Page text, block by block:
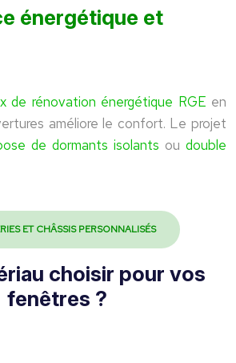
énergétique et
de rénovation énergétique RGE en
améliore le confort. Le projet
de dormants isolants ou double
ET CHÂSSIS PERSONNALISÉS
choisir pour vos
fenêtres ?